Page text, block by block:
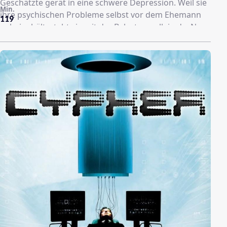
Geschätzte gerät in eine schwere Depression. Weil sie
ihre psychischen Probleme selbst vor dem Ehemann
geheim hält, steht sie mit der Belastung allein da. Nur
eine Studentin kann helfen.
119
Min.